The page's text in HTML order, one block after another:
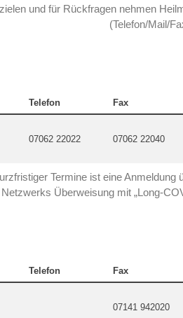
und für Rückfragen nehmen
(Telefon/Mail/
Telefon Fax
07062 22022 07062 22040
Termine ist eine
Überweisung mit „Long-
Telefon Fax
07141 942020